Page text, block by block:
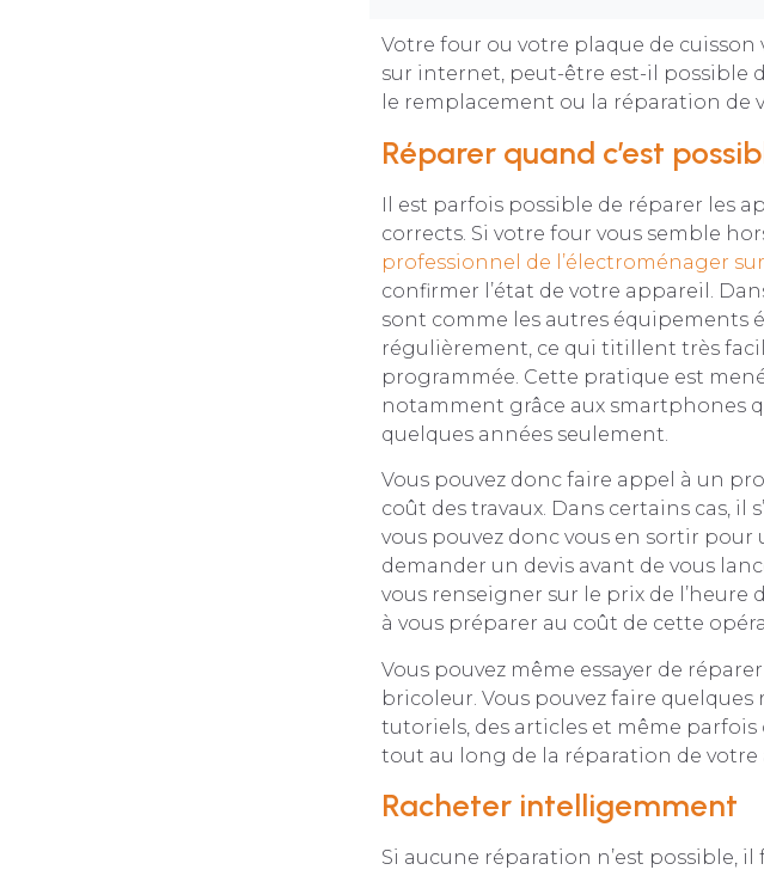
Votre four ou votre plaque de cuisson
sur internet, peut-être est-il possible
le remplacement ou la réparation de
Réparer quand c’est
Il est parfois possible de réparer les
corrects. Si votre four vous semble
professionnel de l’électroménager
confirmer l’état de votre appareil.
sont comme les autres équipements
régulièrement, ce qui titillent très
programmée. Cette pratique est
notamment grâce aux smartphones
quelques années seulement.
Vous pouvez donc faire appel à un
coût des travaux. Dans certains cas, il
vous pouvez donc vous en sortir pour
demander un devis avant de vous
vous renseigner sur le prix de l’heure
à vous préparer au coût de cette
Vous pouvez même essayer de
bricoleur. Vous pouvez faire
tutoriels, des articles et même
tout au long de la réparation de
Racheter intelligemment
Si aucune réparation n’est possible,